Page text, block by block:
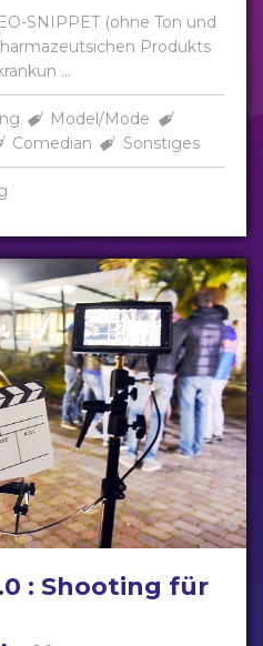
SNIPPET (ohne Ton und
Produkts
...
Model/Mode
Comedian Sonstiges
: Shooting für